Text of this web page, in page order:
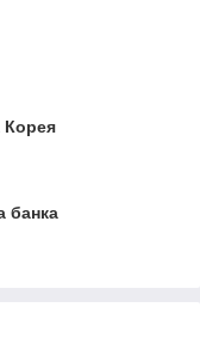
Корея
банка